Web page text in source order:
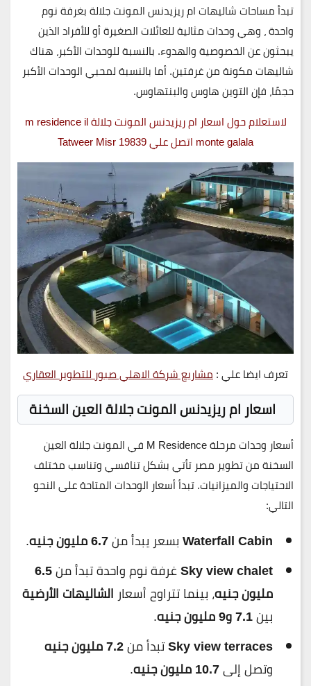
تبدأمساحات شاليهات ام ريزيدنس المونت جلالةبغرفة نوم
واحدة ، وهي وحدات مثالية للعائلات الصغيرة أو للأفراد الذين
يبحثون عن الخصوصية والهدوء. بالنسبة للوحدات الأكبر، هناك
شاليهات مكونة من غرفتين. أما بالنسبة لمحبي الوحدات الأكبر
حجمًا، فإنالتوين هاوسوالبنتهاوس.
لاستعلام حول اسعار ام ريزيدنس المونت جلالة m residence il
monte galala اتصل علي 19839 Tatweer Misr
تعرف ايضا علي :مشاريع شركة الاهلي صبور للتطوير العقاري
اسعار ام ريزيدنس المونت جلالة العين السخنة
أسعار وحداتمرحلة M Residence فيالمونت جلالةالعين
السخنة منتطوير مصر تأتي بشكل تنافسي وتناسب مختلف
الاحتياجات والميزانيات. تبدأ أسعار الوحدات المتاحة على النحو
التالي:
Waterfall Cabinبسعر يبدأ من6.7 مليون جنيه
.
Sky view chaletغرفة نوم واحدة تبدأ من6.5
مليون جنيه، بينما تتراوح أسعار الشاليهات الأرضية
بين7.1 و9 مليون جنيه
.
Sky view terracesتبدأ من7.2 مليون جنيه
وتصل إلى10.7 مليون جنيه
.